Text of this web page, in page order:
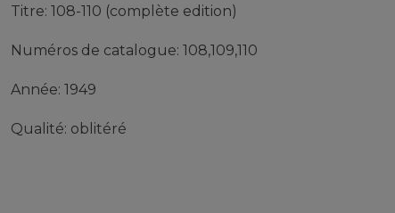
Titre: 108-110 (complète edition)
Numéros de catalogue: 108,109,110
Année: 1949
Qualité: oblitéré